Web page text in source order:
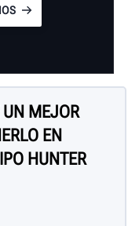
UN MEJOR
EN
HUNTER